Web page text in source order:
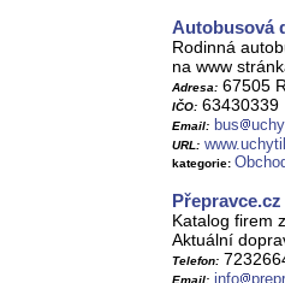
Autobusová
Rodinná
na www
Adresa: 67505
IČO: 63430339
Email: bus
URL:
kategorie:
Katalog firem
Aktuální
Telefon:
info